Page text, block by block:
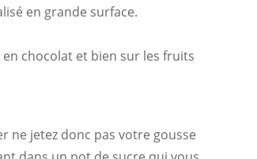
en grande surface.
chocolat et bien sur les fruits
ne jetez donc pas votre gousse